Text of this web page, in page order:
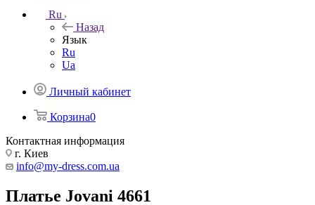
Ru
Назад
Язык
Ru
Ua
Личный кабинет
Корзина0
Контактная информация
г. Киев
info@my-dress.com.ua
Платье Jovani 4661